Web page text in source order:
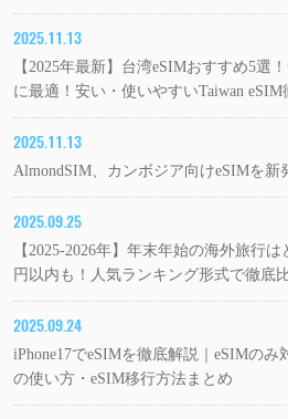
2025.11.13
【2025年最新】台湾eSIMおすすめ5選
に最適！安い・使いやすいTaiwan eSIM
2025.11.13
AlmondSIM、カンボジア向けeSIMを新
2025.09.25
【2025-2026年】年末年始の海外旅行
円以内も！人気ランキング形式で徹底
2025.09.24
iPhone17でeSIMを徹底解説｜eSIMの
の使い方・eSIM移行方法まとめ